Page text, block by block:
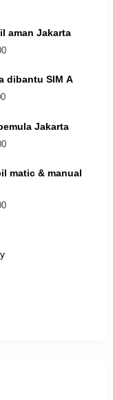
aman Jakarta
dibantu SIM A
Jakarta
matic & manual